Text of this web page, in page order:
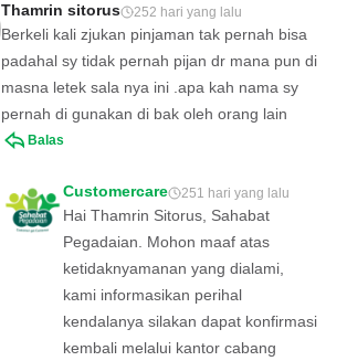
Thamrin sitorus 252 hari yang lalu
Berkeli kali zjukan pinjaman tak pernah bisa
padahal sy tidak pernah pijan dr mana pun di
masna letek sala nya ini .apa kah nama sy
pernah di gunakan di bak oleh orang lain
Balas
Customercare 251 hari yang lalu
Hai Thamrin Sitorus, Sahabat
Pegadaian. Mohon maaf atas
ketidaknyamanan yang dialami,
kami informasikan perihal
kendalanya silakan dapat konfirmasi
kembali melalui kantor cabang